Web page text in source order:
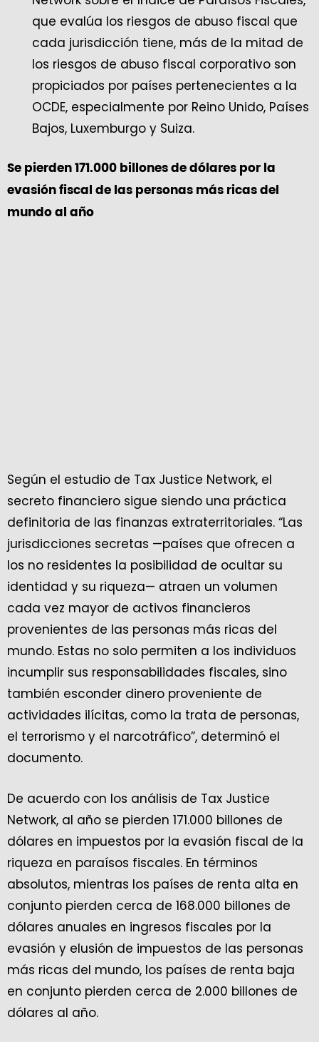
que evalúa los riesgos de abuso fiscal que
cada jurisdicción tiene, más de la mitad de
los riesgos de abuso fiscal corporativo son
propiciados por países pertenecientes a la
OCDE, especialmente por Reino Unido, Países
Bajos, Luxemburgo y Suiza.
Se pierden 171.000 billones de dólares por la
evasión fiscal de las personas más ricas del
mundo al año
Según el estudio de Tax Justice Network, el
secreto financiero sigue siendo una práctica
definitoria de las finanzas extraterritoriales. “Las
jurisdicciones secretas —países que ofrecen a
los no residentes la posibilidad de ocultar su
identidad y su riqueza— atraen un volumen
cada vez mayor de activos financieros
provenientes de las personas más ricas del
mundo. Estas no solo permiten a los individuos
incumplir sus responsabilidades fiscales, sino
también esconder dinero proveniente de
actividades ilícitas, como la trata de personas,
el terrorismo y el narcotráfico”, determinó el
documento.
De acuerdo con los análisis de Tax Justice
Network, al año se pierden 171.000 billones de
dólares en impuestos por la evasión fiscal de la
riqueza en paraísos fiscales. En términos
absolutos, mientras los países de renta alta en
conjunto pierden cerca de 168.000 billones de
dólares anuales en ingresos fiscales por la
evasión y elusión de impuestos de las personas
más ricas del mundo, los países de renta baja
en conjunto pierden cerca de 2.000 billones de
dólares al año.